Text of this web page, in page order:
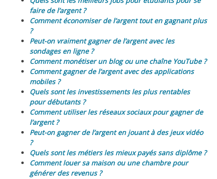
faire de l’argent ?
Comment économiser de l’argent tout en gagnant plus
?
Peut-on vraiment gagner de l’argent avec les
sondages en ligne ?
Comment monétiser un blog ou une chaîne YouTube ?
Comment gagner de l’argent avec des applications
mobiles ?
Quels sont les investissements les plus rentables
pour débutants ?
Comment utiliser les réseaux sociaux pour gagner de
l’argent ?
Peut-on gagner de l’argent en jouant à des jeux vidéo
?
Quels sont les métiers les mieux payés sans diplôme ?
Comment louer sa maison ou une chambre pour
générer des revenus ?